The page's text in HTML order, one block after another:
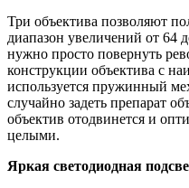
Три объектива позволяют
диапазон увеличений от 64
нужно просто повернуть
конструкции объектива с
используется пружинный
случайно задеть препарат
объектив отодвинется и
целыми.
Яркая светодиодная